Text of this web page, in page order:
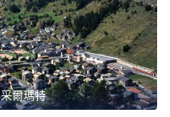
采爾瑪特